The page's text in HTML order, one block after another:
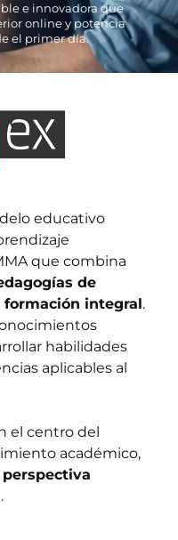
e innovadora que
online y potencia
el primer día.
educativo
que combina
de
formación integral.
habilidades
aplicables al
el centro del
académico,
perspectiva
.